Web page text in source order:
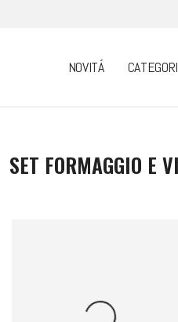
NOVITÁ
SET FORMAGGIO E